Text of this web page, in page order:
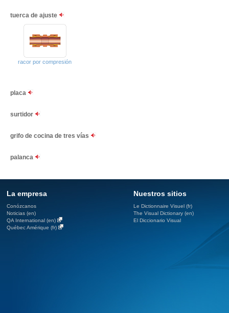
tuerca de ajuste
racor por compresión
placa
surtidor
grifo de cocina de tres vías
palanca
La empresa
Conózcanos
Noticias (en)
QA International (en)
Québec Amérique (fr)
Nuestros sitios
Le Dictionnaire Visuel (fr)
The Visual Dictionary (en)
El Diccionario Visual